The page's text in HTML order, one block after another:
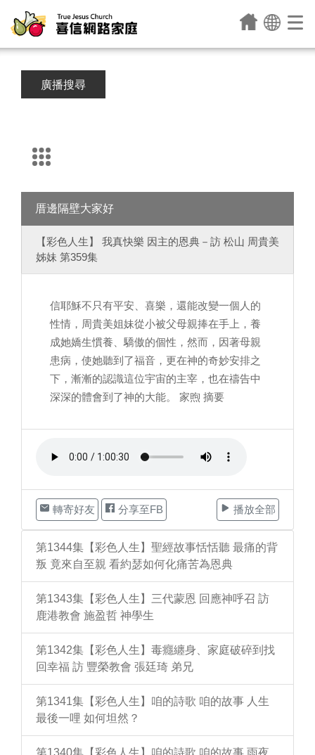
廣播搜尋
厝邊隔壁大家好
【彩色人生】 我真快樂 因主的恩典－訪 松山 周貴美
姊妹 第359集
信耶穌不只有平安、喜樂，還能改變一個人的
性情，周貴美姐妹從小被父母親捧在手上，養
成她嬌生慣養、驕傲的個性，然而，因著母親
患病，使她聽到了福音，更在神的奇妙安排之
下，漸漸的認識這位宇宙的主宰，也在禱告中
深深的體會到了神的大能。 家煦 摘要
轉寄好友 分享至FB 播放全部
第1344集【彩色人生】聖經故事恬恬聽 最痛的背
叛 竟來自至親 看約瑟如何化痛苦為恩典
第1343集【彩色人生】三代蒙恩 回應神呼召 訪
鹿港教會 施盈哲 神學生
第1342集【彩色人生】毒癮纏身、家庭破碎到找
回幸福 訪 豐榮教會 張廷琦 弟兄
第1341集【彩色人生】咱的詩歌 咱的故事 人生
最後一哩 如何坦然？
第1340集【彩色人生】咱的詩歌 咱的故事 雨夜